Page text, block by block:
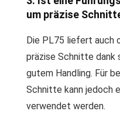
um präzise
Die PL75 liefert auch
präzise Schnitte dank
gutem Handling. Für
Schnitte kann jedoch
verwendet werden.